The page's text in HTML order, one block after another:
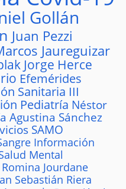
Gollán
Juan Pezzi
Jaureguizar
Jorge Herce
Efemérides
Sanitaria III
Pediatría Néstor
Agustina Sánchez
SAMO
Información
Mental
Romina Jourdane
Sebastián Riera